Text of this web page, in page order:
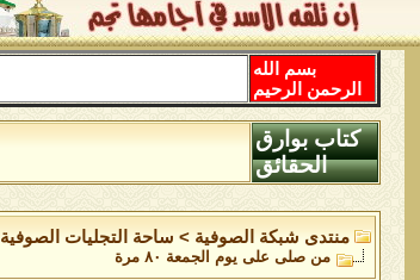
بسم الله
الرحمن الرحيم
كتاب بوارق
الحقائق
منتدى شبكة الصوفية > ساحة التجليات الصوفية
من صلى على يوم الجمعة ٨٠ مرة